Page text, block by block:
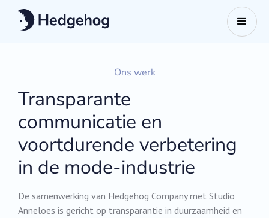
Ons werk
Transparante
communicatie en
voortdurende verbetering
in de mode-industrie
De samenwerking van Hedgehog Company met Studio
Anneloes is gericht op transparantie in duurzaamheid en